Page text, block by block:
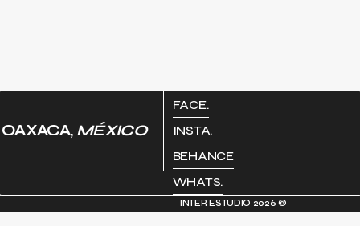
OAXACA, MÉXICO
FACE.
INSTA.
BEHANCE
WHATS.
INTER ESTUDIO 2026 ©